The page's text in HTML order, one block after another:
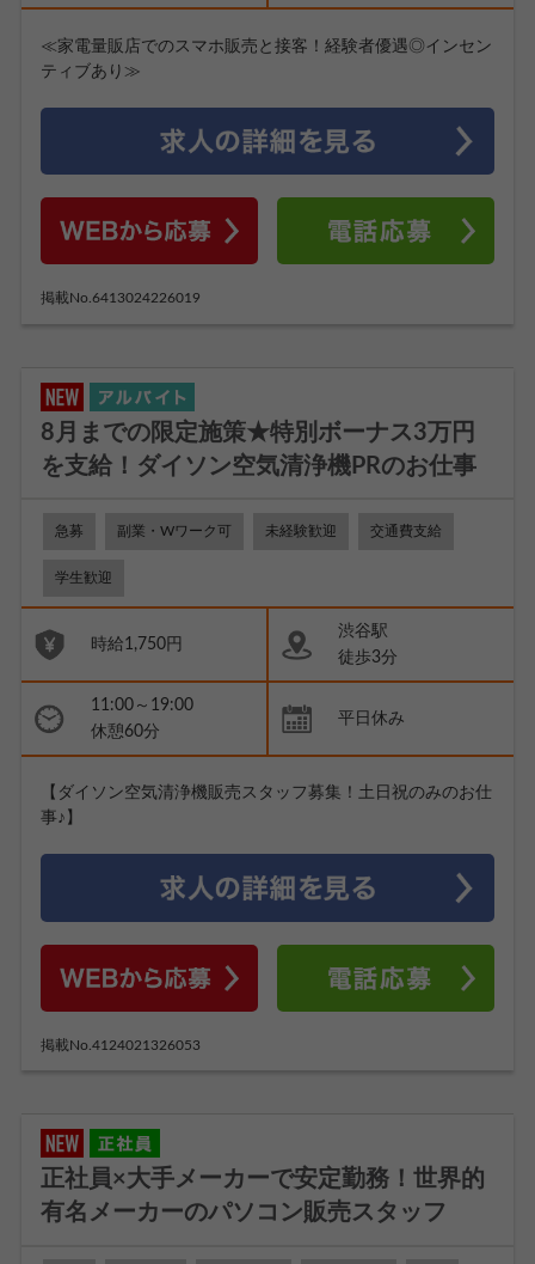
≪家電量販店でのスマホ販売と接客！経験者優遇◎インセン
ティブあり≫
掲載No.6413024226019
8月までの限定施策★特別ボーナス3万円
を支給！ダイソン空気清浄機PRのお仕事
急募 副業・Wワーク可 未経験歓迎 交通費支給
学生歓迎
時給1,750円
渋谷駅
徒歩3分
11:00～19:00
休憩60分
平日休み
【ダイソン空気清浄機販売スタッフ募集！土日祝のみのお仕
事♪】
掲載No.4124021326053
正社員×大手メーカーで安定勤務！世界的
有名メーカーのパソコン販売スタッフ